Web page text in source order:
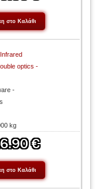
optics -
-
kg